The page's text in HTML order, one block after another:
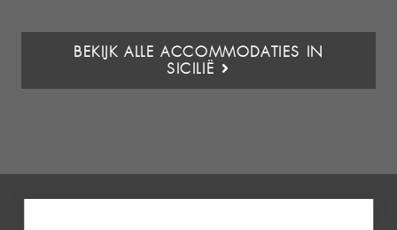
BEKIJK ALLE ACCOMMODATIES IN
SICILIË